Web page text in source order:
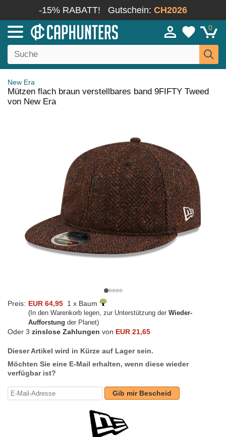
-15% RABATT! Gutschein: CH2026
0
New Era
Mützen flach braun verstellbares band 9FIFTY Tweed
von New Era
Preis: EUR 64,95 1 x Baum
(In den Warenkorb legen, zur Unterstützung der Wieder-
Aufforstung der Planet)
Oder 3 zinslose Zahlungen von EUR 21,65
Dieser Artikel wird in Kürze auf Lager sein.
Möchten Sie eine E-Mail erhalten, wenn diese wieder
verfügbar ist?
Gib mir Bescheid